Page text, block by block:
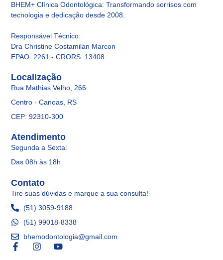
BHEM+ Clínica Odontológica: Transformando sorrisos com
tecnologia e dedicação desde 2008.
Responsável Técnico:
Dra Christine Costamilan Marcon
EPAO: 2261 - CRORS: 13408
Atendimento
Segunda a Sexta:
Das 08h às 18h
Localização
Rua Mathias Velho, 266
Centro - Canoas, RS
CEP: 92310-300
Contato
Tire suas dúvidas e marque a sua consulta!
(51) 3059-9188
(51) 99018-8338
bhemodontologia@gmail.com